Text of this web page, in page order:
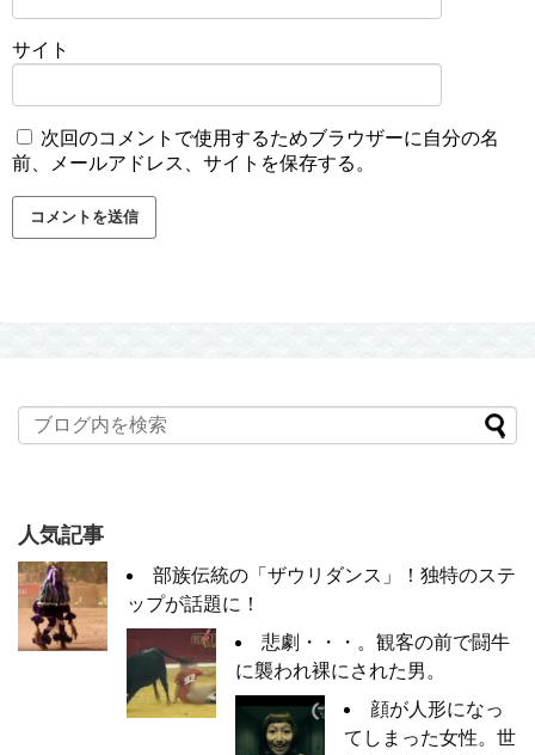
サイト
次回のコメントで使用するためブラウザーに自分の名
前、メールアドレス、サイトを保存する。
人気記事
部族伝統の「ザウリダンス」！独特のステ
ップが話題に！
悲劇・・・。観客の前で闘牛
に襲われ裸にされた男。
顔が人形になっ
てしまった女性。世